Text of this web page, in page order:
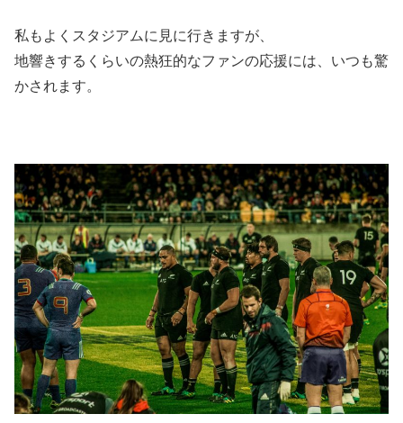
私もよくスタジアムに見に行きますが、
地響きするくらいの熱狂的なファンの応援には、いつも驚
かされます。